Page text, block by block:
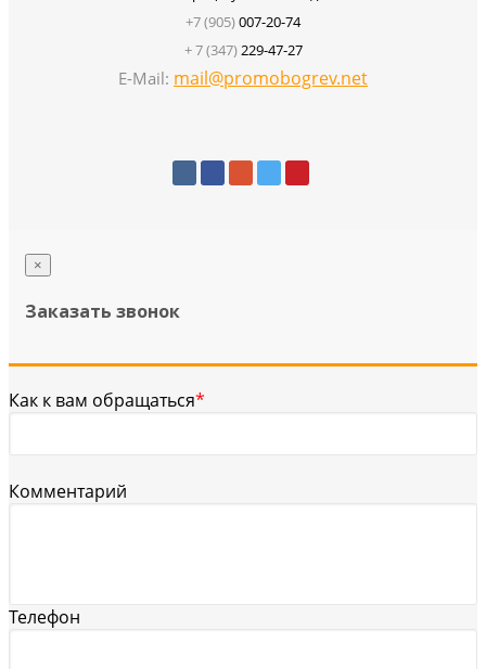
+7 (905)007-20-74
+ 7 (347)229-47-27
E-Mail: mail@promobogrev.net
×
Заказать звонок
Как к вам обращаться*
Комментарий
Телефон